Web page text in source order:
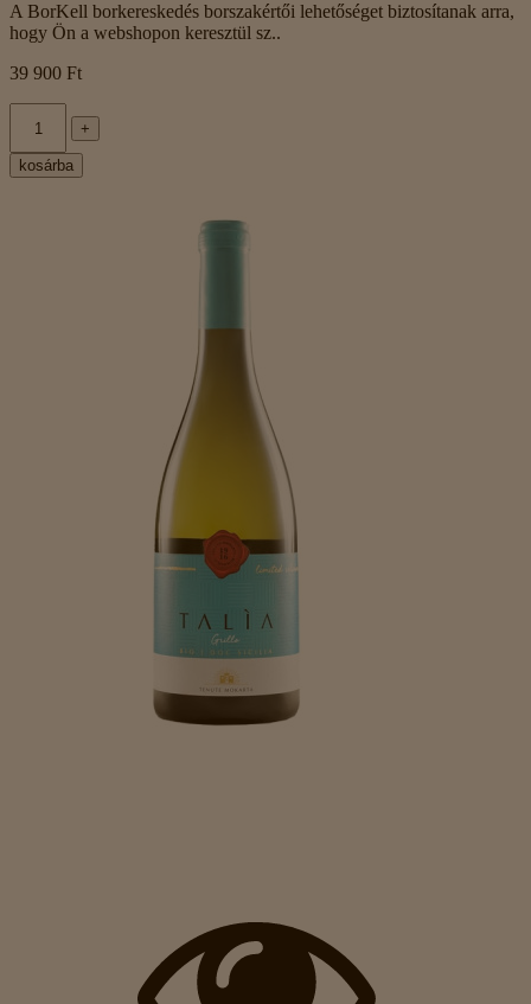
A BorKell borkereskedés borszakértői lehetőséget biztosítanak arra,
hogy Ön a webshopon keresztül sz..
39 900 Ft
+
kosárba